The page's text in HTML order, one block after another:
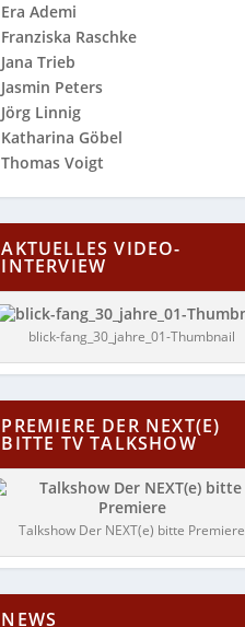
Era Ademi
Franziska Raschke
Jana Trieb
Jasmin Peters
Jörg Linnig
Katharina Göbel
Thomas Voigt
AKTUELLES VIDEO-
INTERVIEW
blick-fang_30_jahre_01-Thumbnail
PREMIERE DER NEXT(E)
BITTE TV TALKSHOW
Talkshow Der NEXT(e) bitte Premiere
NEWS